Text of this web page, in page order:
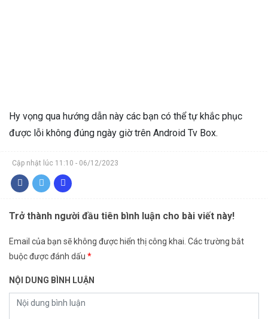
Hy vọng qua hướng dẫn này các bạn có thể tự khắc phục
được lỗi không đúng ngày giờ trên Android Tv Box.
Cập nhật lúc 11:10 - 06/12/2023
Trở thành người đầu tiên bình luận cho bài viết này!
Email của bạn sẽ không được hiển thị công khai. Các trường bắt
buộc được đánh dấu *
NỘI DUNG BÌNH LUẬN